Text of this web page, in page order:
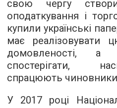
свою чергу
оподаткування і
купили українські
має реалізовувати
домовленості, а
спостерігати,
спрацюють
У 2017 році